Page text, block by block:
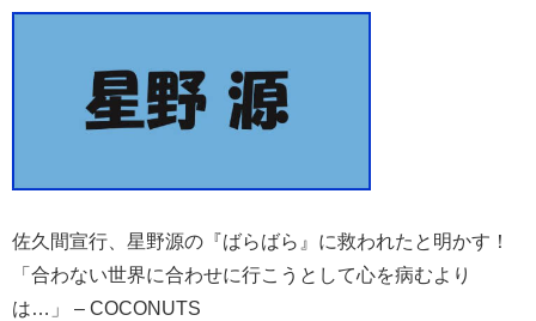
佐久間宣行、星野源の『ばらばら』に救われたと明かす！
「合わない世界に合わせに行こうとして心を病むより
は…」 – COCONUTS